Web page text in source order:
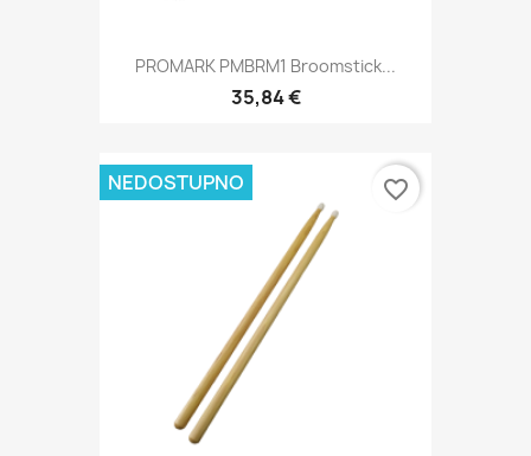
PROMARK PMBRM1 Broomstick...
35,84 €
NEDOSTUPNO favorite_border